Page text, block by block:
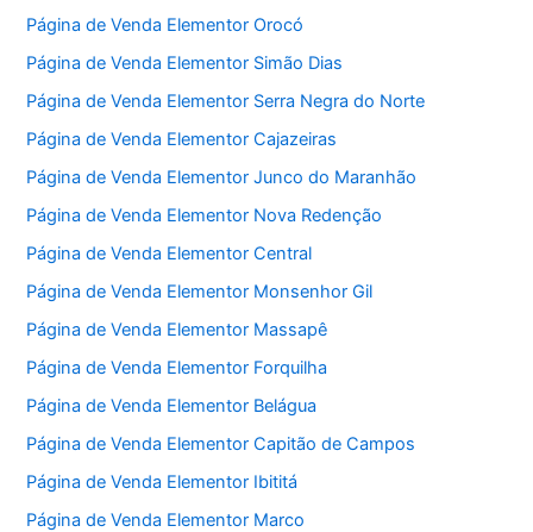
Página de Venda Elementor Orocó
Página de Venda Elementor Simão Dias
Página de Venda Elementor Serra Negra do Norte
Página de Venda Elementor Cajazeiras
Página de Venda Elementor Junco do Maranhão
Página de Venda Elementor Nova Redenção
Página de Venda Elementor Central
Página de Venda Elementor Monsenhor Gil
Página de Venda Elementor Massapê
Página de Venda Elementor Forquilha
Página de Venda Elementor Belágua
Página de Venda Elementor Capitão de Campos
Página de Venda Elementor Ibititá
Página de Venda Elementor Marco